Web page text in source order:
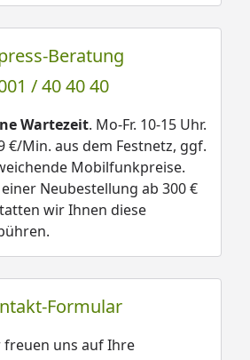
Beratung
/ 40 40 40
Wartezeit. Mo-Fr. 10-15 Uhr.
€/Min. aus dem Festnetz, ggf.
Mobilfunkpreise.
einer Neubestellung ab 300 €
wir Ihnen diese
Formular
freuen uns auf Ihre